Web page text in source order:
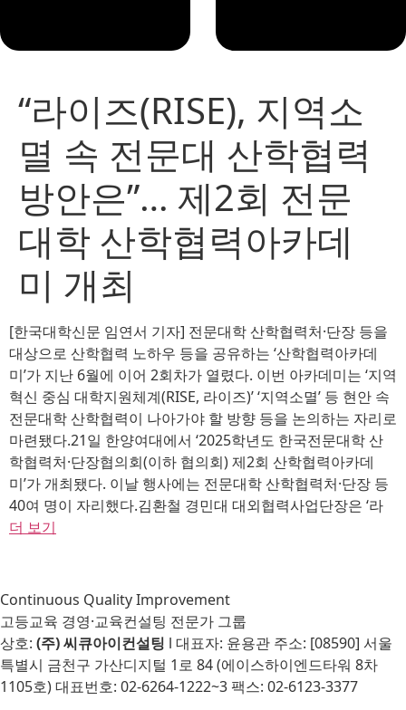
“라이즈(RISE), 지역소
멸 속 전문대 산학협력
방안은”… 제2회 전문
대학 산학협력아카데
미 개최
[한국대학신문 임연서 기자] 전문대학 산학협력처·단장 등을
대상으로 산학협력 노하우 등을 공유하는 ‘산학협력아카데
미’가 지난 6월에 이어 2회차가 열렸다. 이번 아카데미는 ‘지역
혁신 중심 대학지원체계(RISE, 라이즈)’ ‘지역소멸’ 등 현안 속
전문대학 산학협력이 나아가야 할 방향 등을 논의하는 자리로
마련됐다.21일 한양여대에서 ‘2025학년도 한국전문대학 산
학협력처·단장협의회(이하 협의회) 제2회 산학협력아카데
미’가 개최됐다. 이날 행사에는 전문대학 산학협력처·단장 등
40여 명이 자리했다.김환철 경민대 대외협력사업단장은 ‘라
더 보기
Continuous Quality Improvement
고등교육 경영·교육컨설팅 전문가 그룹
상호: (주) 씨큐아이컨설팅 l 대표자: 윤용관 주소: [08590] 서울
특별시 금천구 가산디지털 1로 84 (에이스하이엔드타워 8차
1105호) 대표번호: 02-6264-1222~3 팩스: 02-6123-3377